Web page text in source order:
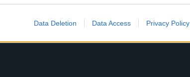
Data Deletion Data Access Privacy Policy